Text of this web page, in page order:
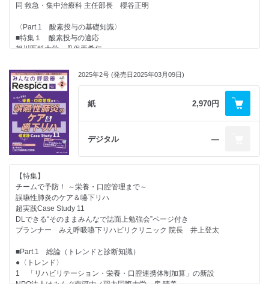
〈Part.4 換気モードの一連の流れを学ぶ〉
北里大学病院 杉村憲亮
〈Part.5 超実践ケーススタディ！ナースの観察・モニタリングが重要な
■1 アセスメントが重要な症例
北里大学病院 森安恵実
■2 急性期NPPV導入中の観察・評価
森安恵実
■3 人工呼吸器と患者の非同調が生じた症例
北里大学病院 西澤義之
■4 呼吸仕事量の確認が重要となる症例
西澤義之
■5 呼気ポーズと吸気ポーズを用いたアセスメントが重要な症例
■6 クローズドループ制御システムを用いたアセスメントが重要な症例
木下春奈
【連載】
●Respica People
あくまでも患者さんをみがき・きらめかせ・かがやかせるために
●教えて！ 看護が“もっと” 深くなるエビデンス
一歩先行く 呼吸リハの最前線 ………… New！
『重症患者リハビリテーション診療ガイドライン2023』を臨床に活かす
同 救急・集中治療科 主任部長 櫻谷正明
〈Part.1 酸素投与の基礎知識〉
■特集１ 酸素投与の適応
旭川医科大学 丹保亜希仁
亀田総合病院 藤田雅子
〈Part.2 ポピュラーな酸素投与デバイス〉
■特集３ 酸素流量計
JA広島総合病院 荒田晋二
■特集４ 院内で用いる酸素療法デバイス1
鼻カニュラ
■特集５ 院内で用いる酸素療法デバイス2
簡易酸素マスク
■特集６ 院内で用いる酸素療法デバイス3
神戸大学医学部附属病院 花岡正志
〈Part.3 マニアックな酸素投与デバイス〉
■特集７ オープンフェイスマスク
（開放型酸素マスク）
■特集８ オキシマイザー(R)
土浦協同病院 李 彩聖
愛知県厚生農業協同組合連合会 豊田厚生病院 沖島正幸
■特集10 HFNC
■特集11 HFNC非対称デバイス
（Optiflow(TM)+ Duet）
2025年2号 (発売日2025年03月09日)
紙 2,970円
デジタル ―
【特集】
チームで予防！ ～栄養・口腔管理まで～
誤嚥性肺炎のケア＆嚥下リハ
超実践Case Study 11
DLできる“そのままみんなで誌面上勉強会”ページ付き
プランナー みえ呼吸嚥下リハビリクリニック 院長 井上登太
■Part.1 総論（トレンドと診断知識）
●〈トレンド〉
1 「リハビリテーション・栄養・口腔連携体制加算」の新設
NPO法人はみんぐ南河内／羽衣国際大学 房 晴美